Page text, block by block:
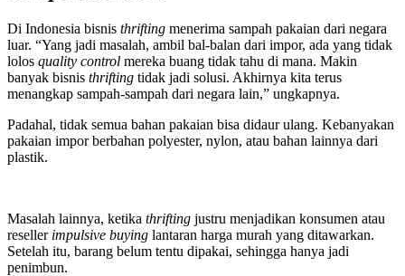
Di Indonesia bisnis thrifting menerima sampah pakaian dari negara
luar. “Yang jadi masalah, ambil bal-balan dari impor, ada yang tidak
lolos quality control mereka buang tidak tahu di mana. Makin
banyak bisnis thrifting tidak jadi solusi. Akhirnya kita terus
menangkap sampah-sampah dari negara lain,” ungkapnya.
Padahal, tidak semua bahan pakaian bisa didaur ulang. Kebanyakan
pakaian impor berbahan polyester, nylon, atau bahan lainnya dari
plastik.
Masalah lainnya, ketika thrifting justru menjadikan konsumen atau
reseller impulsive buying lantaran harga murah yang ditawarkan.
Setelah itu, barang belum tentu dipakai, sehingga hanya jadi
penimbun.